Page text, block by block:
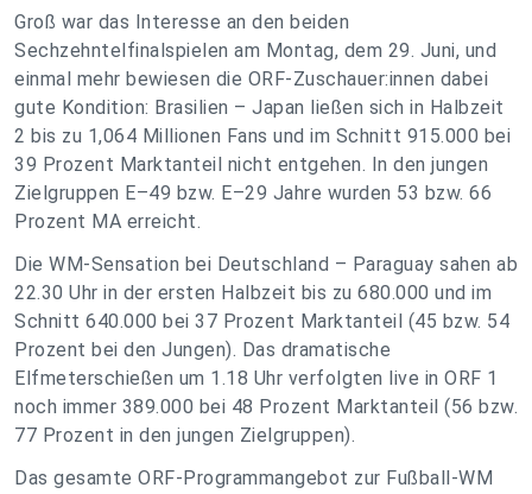
Groß war das Interesse an den beiden
Sechzehntelfinalspielen am Montag, dem 29. Juni, und
einmal mehr bewiesen die ORF-Zuschauer:innen dabei
gute Kondition: Brasilien – Japan ließen sich in Halbzeit
2 bis zu 1,064 Millionen Fans und im Schnitt 915.000 bei
39 Prozent Marktanteil nicht entgehen. In den jungen
Zielgruppen E–49 bzw. E–29 Jahre wurden 53 bzw. 66
Prozent MA erreicht.
Die WM-Sensation bei Deutschland – Paraguay sahen ab
22.30 Uhr in der ersten Halbzeit bis zu 680.000 und im
Schnitt 640.000 bei 37 Prozent Marktanteil (45 bzw. 54
Prozent bei den Jungen). Das dramatische
Elfmeterschießen um 1.18 Uhr verfolgten live in ORF 1
noch immer 389.000 bei 48 Prozent Marktanteil (56 bzw.
77 Prozent in den jungen Zielgruppen).
Das gesamte ORF-Programmangebot zur Fußball-WM